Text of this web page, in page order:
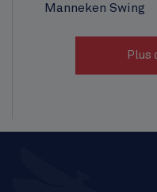
Manneken Swing
Plus